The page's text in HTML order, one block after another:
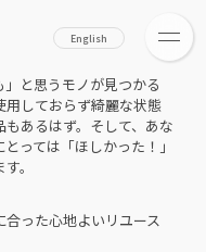
English
と思うモノが見つかる
用しておらず綺麗な状態
あるはず。そして、あな
っては「ほしかった！」
。
った心地よいリユース